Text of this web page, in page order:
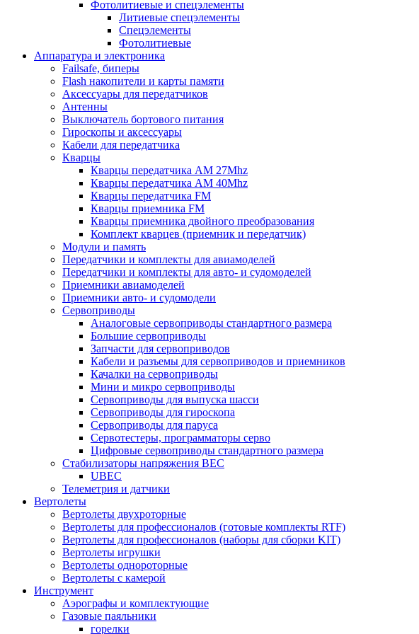
Фотолитиевые и спецэлементы
Литиевые спецэлементы
Спецэлементы
Фотолитиевые
Аппаратура и электроника
Failsafe, биперы
Flash накопители и карты памяти
Аксессуары для передатчиков
Антенны
Выключатель бортового питания
Гироскопы и аксессуары
Кабели для передатчика
Кварцы
Кварцы передатчика AM 27Mhz
Кварцы передатчика AM 40Mhz
Кварцы передатчика FM
Кварцы приемника FM
Кварцы приемника двойного преобразования
Комплект кварцев (приемник и передатчик)
Модули и память
Передатчики и комплекты для авиамоделей
Передатчики и комплекты для авто- и судомоделей
Приемники авиамоделей
Приемники авто- и судомодели
Сервоприводы
Аналоговые сервоприводы стандартного размера
Большие сервоприводы
Запчасти для сервоприводов
Кабели и разъемы для сервоприводов и приемников
Качалки на сервоприводы
Мини и микро сервоприводы
Сервоприводы для выпуска шасси
Сервоприводы для гироскопа
Сервоприводы для паруса
Сервотестеры, программаторы серво
Цифровые сервоприводы стандартного размера
Стабилизаторы напряжения BEC
UBEC
Телеметрия и датчики
Вертолеты
Вертолеты двухроторные
Вертолеты для профессионалов (готовые комплекты RTF)
Вертолеты для профессионалов (наборы для сборки KIT)
Вертолеты игрушки
Вертолеты однороторные
Вертолеты с камерой
Инструмент
Аэрографы и комплектующие
Газовые паяльники
горелки